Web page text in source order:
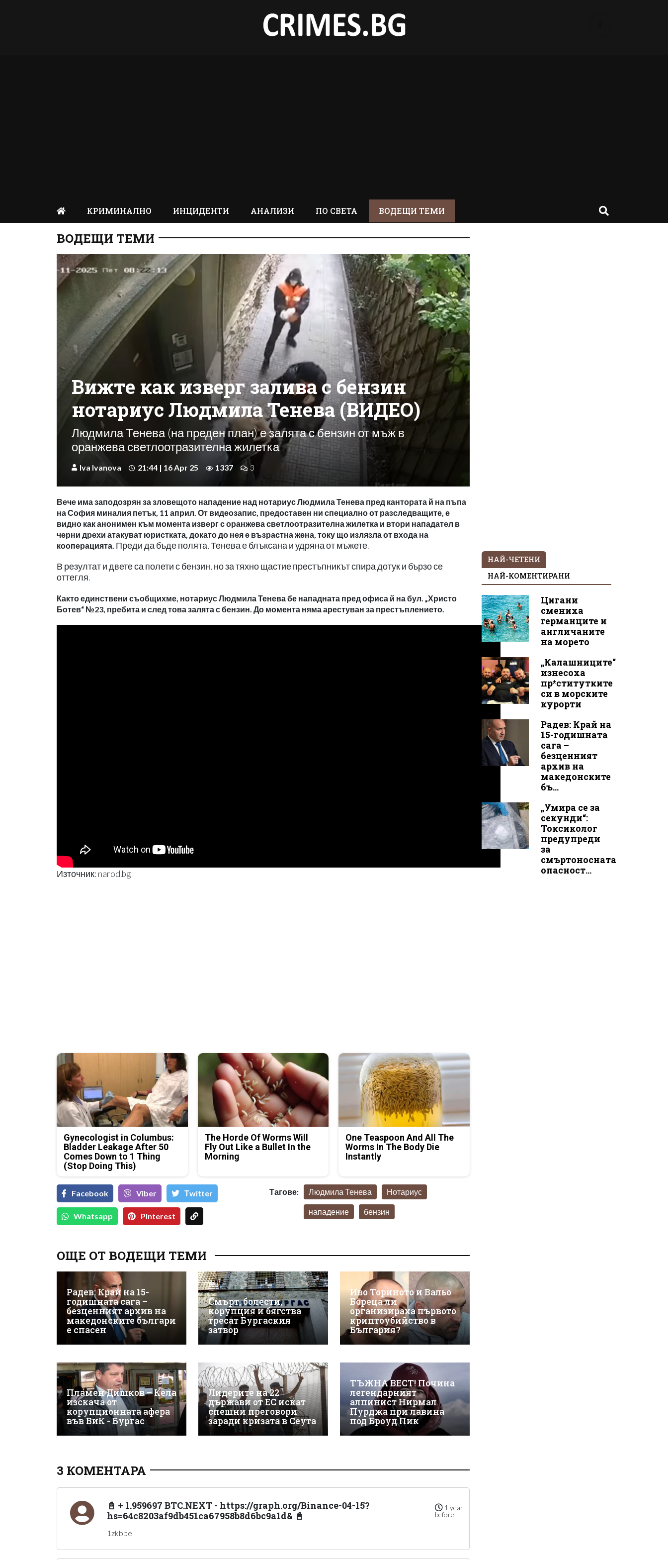
КРИМИНАЛНО ИНЦИДЕНТИ АНАЛИЗИ ПО СВЕТА ВОДЕЩИ ТЕМИ
ВОДЕЩИ ТЕМИ
Вижте как изверг залива с бензин
нотариус Людмила Тенева (ВИДЕО)
Людмила Тенева (на преден план) е залята с бензин от мъж в
оранжева светлоотразителна жилетка
Iva Ivanova 21:44 | 16 Apr 25 1337 3
Вече има заподозрян за зловещото нападение над нотариус Людмила Тенева пред кантората й на пъпа
на София миналия петък, 11 април. От видеозапис, предоставен ни специално от разследващите, е
видно как анонимен към момента изверг с оранжева светлоотразителна жилетка и втори нападател в
черни дрехи атакуват юристката, докато до нея е възрастна жена, току що излязла от входа на
кооперацията. Преди да бъде полята, Тенева е блъксана и удряна от мъжете.
В резултат и двете са полети с бензин, но за тяхно щастие престъпникът спира дотук и бързо се
оттегля.
Както единствени съобщихме, нотариус Людмила Тенева бе нападната пред офиса й на бул. „Христо
Ботев“ №23, пребита и след това залята с бензин. До момента няма арестуван за престъплението.
Източник: narod.bg
Gynecologist in Columbus:
Bladder Leakage After 50
Comes Down to 1 Thing
(Stop Doing This)
The Horde Of Worms Will
Fly Out Like a Bullet In the
Morning
One Teaspoon And All The
Worms In The Body Die
Instantly
Facebook Viber Тwitter
Whatsapp Pinterest
Тагове: Людмила Тенева Нотариус
нападение бензин
ОЩЕ ОТ ВОДЕЩИ ТЕМИ
Радев: Край на 15-
годишната сага –
безценният архив на
македонските българи
е спасен
Смърт, болести,
корупция и бягства
тресат Бургаския
затвор
Иво Ториното и Вальо
Бореца ли
организираха първото
криптоубийство в
България?
Пламен Дишков – Кела
изскача от
корупционната афера
във ВиК - Бургас
Лидерите на 22
държави от ЕС искат
спешни преговори
заради кризата в Сеута
ТЪЖНА ВЕСТ! Почина
легендарният
алпинист Нирмал
Пурджа при лавина
под Броуд Пик
3 КОМЕНТАРА
📓 + 1.959697 BTC.NEXT - https://graph.org/Binance-04-15?
hs=64c8203af9db451ca67958b8d6bc9a1d& 📓
1 year
before
1zkbbe
НАЙ-ЧЕТЕНИ
НАЙ-КОМЕНТИРАНИ
Цигани
смениха
германците и
англичаните
на морето
„Калашниците“
изнесоха
пр*ститутките
си в морските
курорти
Радев: Край на
15-годишната
сага –
безценният
архив на
македонските
бъ...
„Умира се за
секунди“:
Токсиколог
предупреди
за
смъртоносната
опасност...